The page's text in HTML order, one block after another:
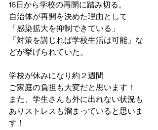
16日から学校の再開に踏み切る。
自治体が再開を決めた理由として
「感染拡大を抑制できている」
「対策を講じれば学校生活は可能」な
どが挙げられていた。
学校が休みになり約２週間
ご家庭の負担も大変だと思います！
また、学生さんも外に出れない状況も
ありストレスも溜まっていると思いま
す！